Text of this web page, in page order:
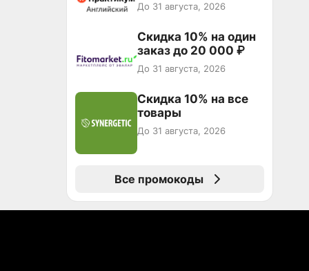
До 31 августа, 2026
Скидка 10% на один
заказ до 20 000 ₽
До 31 августа, 2026
Скидка 10% на все
товары
До 31 августа, 2026
Все промокоды